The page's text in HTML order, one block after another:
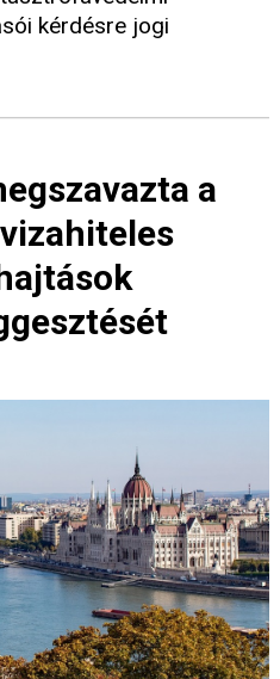
kérdésre jogi
a